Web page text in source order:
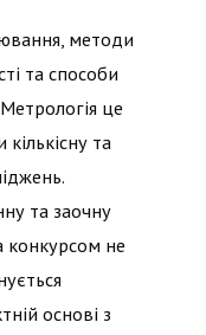
методи
та способи
це
та
та заочну
конкурсом не
основі з